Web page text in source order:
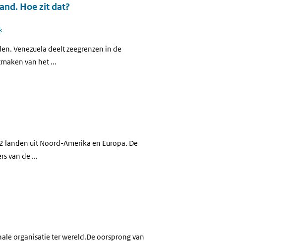
Hoe zit dat?
Venezuela deelt zeegrenzen in de
van het ...
landen uit Noord-Amerika en Europa. De
van de ...
organisatie ter wereld.De oorsprong van